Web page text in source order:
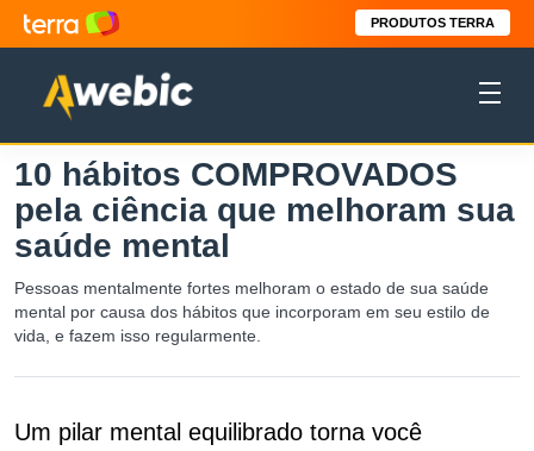
PRODUTOS TERRA
10 hábitos COMPROVADOS
pela ciência que melhoram sua
saúde mental
Pessoas mentalmente fortes melhoram o estado de sua saúde
mental por causa dos hábitos que incorporam em seu estilo de
vida, e fazem isso regularmente.
Um pilar mental equilibrado torna você